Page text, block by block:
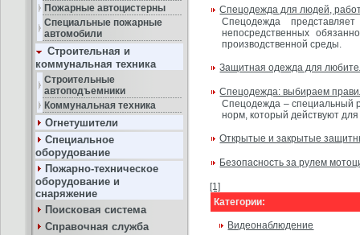
Пожарные автоцистерны
Специальные пожарные
автомобили
Строительная и
коммунальная техника
Строительные
автоподъемники
Коммунальная техника
Огнетушители
Специальное
оборудование
Пожарно-техническое
оборудование и
снаряжение
Поисковая система
Справочная служба
Спецодежда для людей,
Спецодежда
непосредственных
производственной среды.
Защитная одежда для
Спецодежда: выбираем
Спецодежда – специальный
норм, который действуют
Открытые и закрытые
Безопасность за рулем
[1]
Категории:
Видеонаблюдение